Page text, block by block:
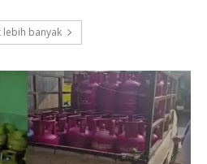
lebih banyak